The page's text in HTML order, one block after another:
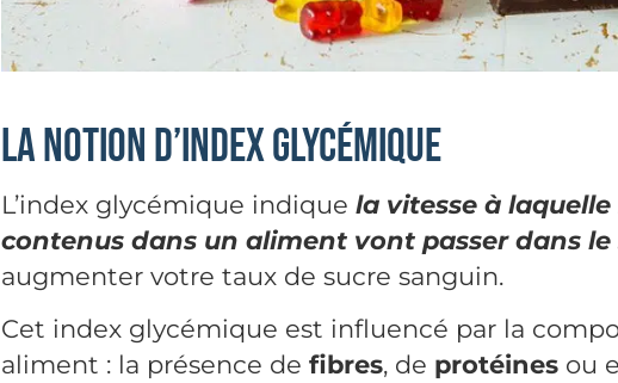
La notion d’index glycémique
L’index glycémique indique la vitesse à
contenus dans un aliment vont passer dans le
augmenter votre taux de sucre sanguin.
Cet index glycémique est influencé par la
aliment : la présence de fibres, de protéinesou